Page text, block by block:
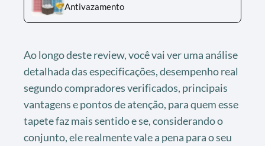
Antivazamento
Ao longo deste review, você vai ver uma análise
detalhada das especificações, desempenho real
segundo compradores verificados, principais
vantagens e pontos de atenção, para quem esse
tapete faz mais sentido e se, considerando o
conjunto, ele realmente vale a pena para o seu